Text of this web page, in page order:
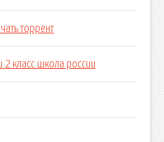
торрент
2 класс школа россии